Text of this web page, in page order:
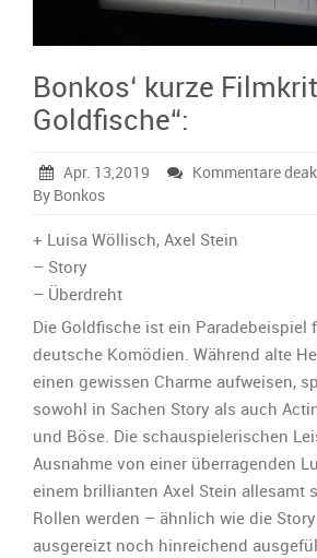
Bonkos‘ kurze
Goldfische“:
Apr. 13,2019 Kommentare
By Bonkos
+ Luisa Wöllisch, Axel Stein
– Story
– Überdreht
Die Goldfische ist ein Paradebeispiel
deutsche Komödien. Während alte
einen gewissen Charme aufweisen,
sowohl in Sachen Story als auch
und Böse. Die schauspielerischen
Ausnahme von einer überragenden
einem brillianten Axel Stein allesamt
Rollen werden – ähnlich wie die
ausgereizt noch hinreichend